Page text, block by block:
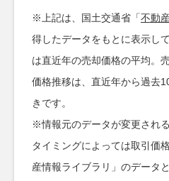
※上記は、国土交通省「不動
得したデータをもとに表示し
は直近年の売却価格の平均。
価格推移は、直近年から過去
きです。
※情報元のデータが変更され
タイミングによっては取引価
産情報ライブラリ」のデータ